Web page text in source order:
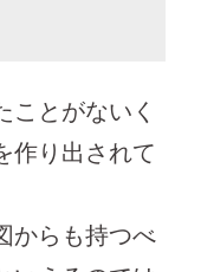
ことがないく
作り出されて
からも持つべ